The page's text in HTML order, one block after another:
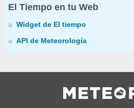
El Tiempo en tu Web
Widget de El tiempo
API de Meteorología